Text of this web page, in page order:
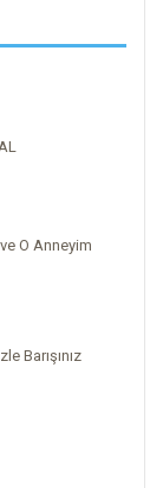
O Anneyim
Barışınız